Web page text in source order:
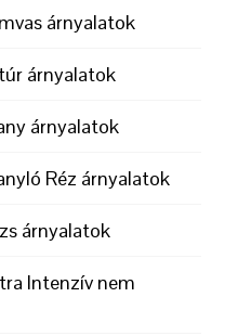
árnyalatok
árnyalatok
árnyalatok
Réz árnyalatok
árnyalatok
Intenzív nem